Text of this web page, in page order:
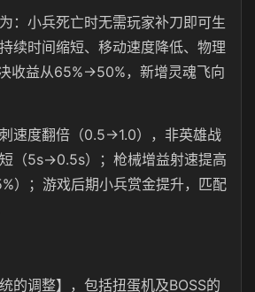
：小兵死亡时无需玩家补刀即可生
续时间缩短、移动速度降低、物理
收益从65%→50%，新增灵魂飞向
速度翻倍（0.5→1.0），非英雄战
（5s→0.5s）；枪械增益射速提高
）；游戏后期小兵赏金提升，匹配
的调整】，包括扭蛋机及BOSS的